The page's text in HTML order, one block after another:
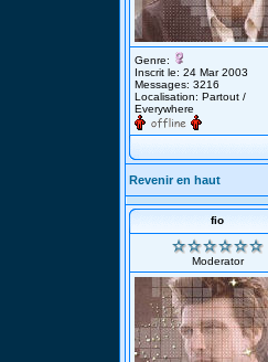
Genre:
Inscrit le: 24 Mar 2003
Messages: 3216
Localisation: Partout /
Everywhere
Revenir en haut
fio
Moderator